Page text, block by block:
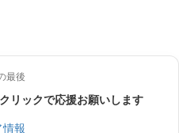
最後
リックで応援お願いします